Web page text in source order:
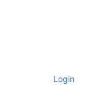
Login